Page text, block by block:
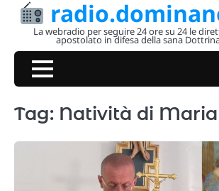
Skip
La webradio per seguire 24 ore su 24 le
apostolato in difesa della sana
Tag: Natività di Maria